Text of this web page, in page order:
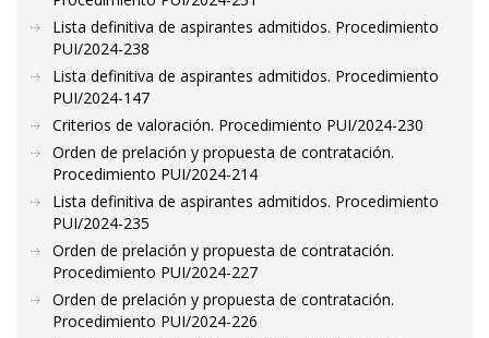
Lista definitiva de aspirantes admitidos. Procedimiento
PUI/2024-238
Lista definitiva de aspirantes admitidos. Procedimiento
PUI/2024-147
Criterios de valoración. Procedimiento PUI/2024-230
Orden de prelación y propuesta de contratación.
Procedimiento PUI/2024-214
Lista definitiva de aspirantes admitidos. Procedimiento
PUI/2024-235
Orden de prelación y propuesta de contratación.
Procedimiento PUI/2024-227
Orden de prelación y propuesta de contratación.
Procedimiento PUI/2024-226